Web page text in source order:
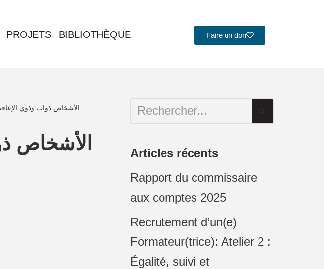
PROJETS BIBLIOTHÈQUE Faire un don
الأشخاص ذوات وذوي
الأشخاص
Articles récents
Rapport du commissaire
aux comptes 2025
Recrutement d’un(e)
Formateur(trice): Atelier 2 :
Égalité, suivi et